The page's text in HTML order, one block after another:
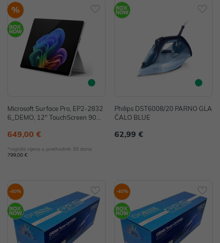
%
Microsoft Surface Pro, EP2-2832
6_DEMO, 12" TouchScreen 90H
GB SSD, W11H, Sivi (bez punjač
649,00 €
*najniža cijena u prethodnih 30 dana
799,00 €
Philips DST6008/20 PARNO GLA
ČALO BLUE
62,99 €
-40% -40%